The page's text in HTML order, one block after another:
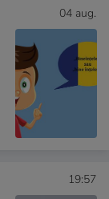
04 aug.
19:57